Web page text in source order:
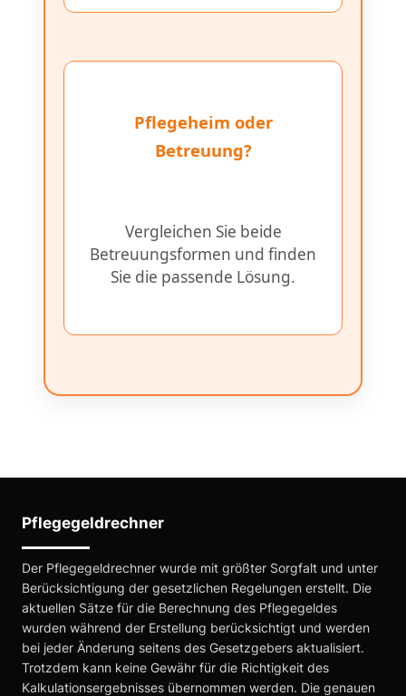
Pflegeheim oder
Betreuung?
Vergleichen Sie beide
Betreuungsformen und finden
Sie die passende Lösung.
Pflegegeldrechner
Der Pflegegeldrechner wurde mit größter Sorgfalt und unter
Berücksichtigung der gesetzlichen Regelungen erstellt. Die
aktuellen Sätze für die Berechnung des Pflegegeldes
wurden während der Erstellung berücksichtigt und werden
bei jeder Änderung seitens des Gesetzgebers aktualisiert.
Trotzdem kann keine Gewähr für die Richtigkeit des
Kalkulationsergebnisses übernommen werden. Die genauen